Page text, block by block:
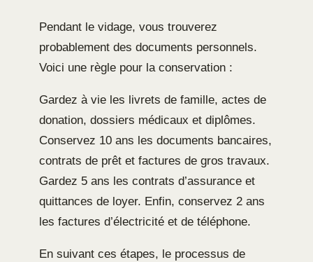
Pendant le vidage, vous trouverez
probablement des documents personnels.
Voici une règle pour la conservation :
Gardez à vie les livrets de famille, actes de
donation, dossiers médicaux et diplômes.
Conservez 10 ans les documents bancaires,
contrats de prêt et factures de gros travaux.
Gardez 5 ans les contrats d’assurance et
quittances de loyer. Enfin, conservez 2 ans
les factures d’électricité et de téléphone.
En suivant ces étapes, le processus de